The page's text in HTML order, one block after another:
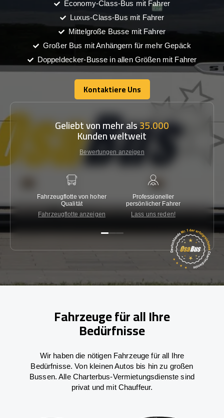
Economy-Class-Bus mit Fahrer
Luxus-Class-Bus mit Fahrer
Mittelgroße Busse mit Fahrer
Großer Bus mit Anhängern für mehr Gepäck
Doppeldecker-Busse in allen Größen mit Fahrer
Kontaktiere Uns
Kontaktiere Uns
Geliebt von mehr als35.000
Kunden weltweit
Bewertungen anzeigen
Fahrzeugflotte von hoher
Qualität
Fahrzeugflotte anzeigen
Professioneller
persönlicher Fahrer
Lass uns reden!
Fahrzeuge für all Ihre
Bedürfnisse
Wir haben die nötigen Fahrzeuge für all Ihre
Bedürfnisse. Von kleinen Autos bis hin zu großen
Bussen. Alle Charterbus-Vermietungsdienste sind
privat und mit Chauffeur.